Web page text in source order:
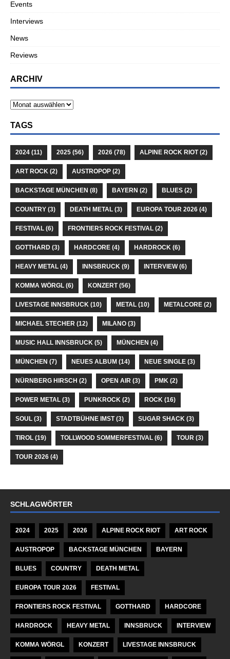
Events
Interviews
News
Reviews
ARCHIV
TAGS
2024 (11) 2025 (56) 2026 (78) ALPINE ROCK RIOT(2)
ART ROCK (2) AUSTROPOP (2)
BACKSTAGE MÜNCHEN (8) BAYERN (2) BLUES (2)
COUNTRY (3) DEATH METAL (3) EUROPA TOUR 2026 (4)
FESTIVAL (6) FRONTIERS ROCK FESTIVAL (2)
GOTTHARD (3) HARDCORE (4) HARDROCK (6)
HEAVY METAL (4) INNSBRUCK (9) INTERVIEW(6)
KOMMA WÖRGL (6) KONZERT(56)
LIVESTAGE INNSBRUCK (10) METAL (10) METALCORE (2)
MICHAEL STECHER (12) MILANO (3)
MUSIC HALL INNSBRUCK (5) MÜNCHEN (4)
MÜNCHEN (7) NEUES ALBUM (14) NEUE SINGLE (3)
NÜRNBERG HIRSCH (2) OPEN AIR (3) PMK (2)
POWER METAL (3) PUNKROCK (2) ROCK (16)
SOUL (3) STADTBÜHNE IMST(3) SUGAR SHACK (3)
TIROL (19) TOLLWOOD SOMMERFESTIVAL (6) TOUR (3)
TOUR 2026 (4)
SCHLAGWÖRTER
2024 2025 2026 ALPINE ROCK RIOT ART ROCK
AUSTROPOP BACKSTAGE MÜNCHEN BAYERN
BLUES COUNTRY DEATH METAL
EUROPA TOUR 2026 FESTIVAL
FRONTIERS ROCK FESTIVAL GOTTHARD HARDCORE
HARDROCK HEAVY METAL INNSBRUCK INTERVIEW
KOMMA WÖRGL KONZERT LIVESTAGE INNSBRUCK